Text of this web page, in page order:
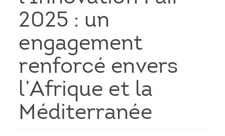
2025 : un
engagement
renforcé envers
l’Afrique et la
Méditerranée